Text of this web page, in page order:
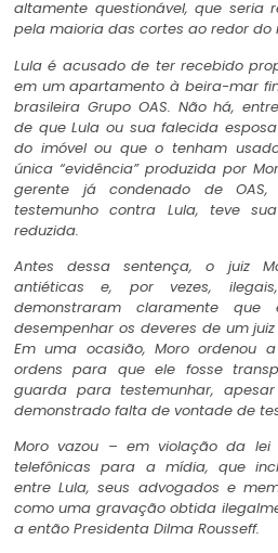
altamente questionável, que seria
pela maioria das cortes ao redor do
Lula é acusado de ter recebido
em um apartamento à beira-mar
brasileira Grupo OAS. Não há,
de que Lula ou sua falecida
do imóvel ou que o tenham
única “evidência” produzida por
gerente já condenado de
testemunho contra Lula, teve
reduzida.
Antes dessa sentença, o juiz
antiéticas e, por vezes,
demonstraram claramente
desempenhar os deveres de um
Em uma ocasião, Moro ordenou
ordens para que ele fosse
guarda para testemunhar,
demonstrado falta de vontade de
Moro vazou – em violação da lei
telefônicas para a mídia, que
entre Lula, seus advogados e
como uma gravação obtida
a então Presidenta Dilma Rousseff.